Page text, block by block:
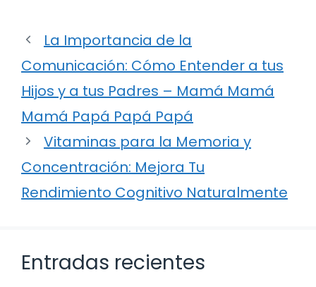
La Importancia de la
Comunicación: Cómo Entender a tus
Hijos y a tus Padres – Mamá Mamá
Mamá Papá Papá Papá
Vitaminas para la Memoria y
Concentración: Mejora Tu
Rendimiento Cognitivo Naturalmente
Entradas recientes